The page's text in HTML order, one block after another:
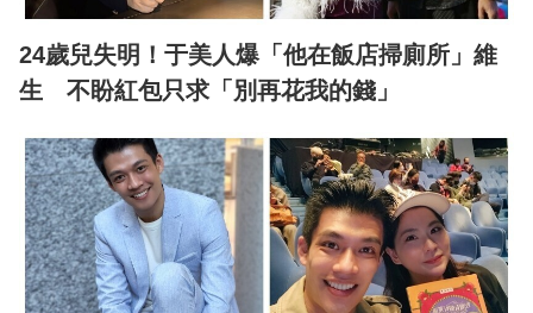
24歲兒失明！于美人爆「他在飯店掃廁所」維
生 不盼紅包只求「別再花我的錢」